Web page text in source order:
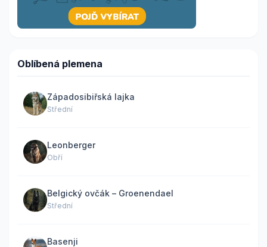
Oblíbená plemena
Západosibiřská lajka
Střední
Leonberger
Obří
Belgický ovčák – Groenendael
Střední
Basenji